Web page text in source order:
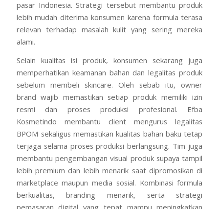
pasar Indonesia. Strategi tersebut membantu produk
lebih mudah diterima konsumen karena formula terasa
relevan terhadap masalah kulit yang sering mereka
alami.
Selain kualitas isi produk, konsumen sekarang juga
memperhatikan keamanan bahan dan legalitas produk
sebelum membeli skincare. Oleh sebab itu, owner
brand wajib memastikan setiap produk memiliki izin
resmi dan proses produksi profesional. Efba
Kosmetindo membantu client mengurus legalitas
BPOM sekaligus memastikan kualitas bahan baku tetap
terjaga selama proses produksi berlangsung. Tim juga
membantu pengembangan visual produk supaya tampil
lebih premium dan lebih menarik saat dipromosikan di
marketplace maupun media sosial. Kombinasi formula
berkualitas, branding menarik, serta strategi
pemasaran digital yang tepat mampu meningkatkan